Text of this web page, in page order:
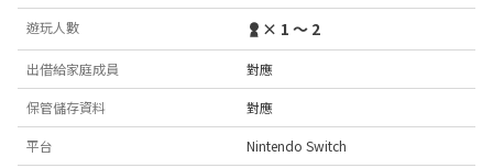
遊玩人數 × 1 ～ 2
出借給家庭成員 對應
保管儲存資料 對應
平台 Nintendo Switch